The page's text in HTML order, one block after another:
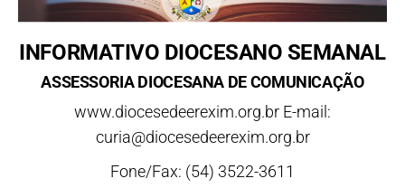
INFORMATIVO DIOCESANO SEMANAL
ASSESSORIA DIOCESANA DE COMUNICAÇÃO
www.diocesedeerexim.org.br E-mail:
curia@diocesedeerexim.org.br
Fone/Fax: (54) 3522-3611